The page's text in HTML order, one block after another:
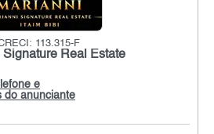
113.315-F
Signature Real Estate
e
do anunciante